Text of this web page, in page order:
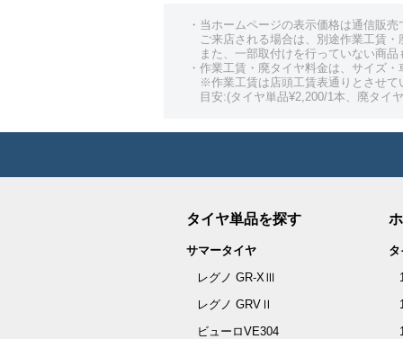
・当ホームページの表示価格は通信販
ご来店される場合は、別途作業工賃
また、一部取付けを行っていない商
・作業工賃・廃タイヤ料金は、サイズ
※作業工賃は店頭工賃表通りとさせて
目安:(タイヤ単品¥2,200/1本、廃タイ
タイヤ単品を探す
サマータイヤ
レグノ GR-XⅢ
レグノ GRVⅡ
ビューロVE304